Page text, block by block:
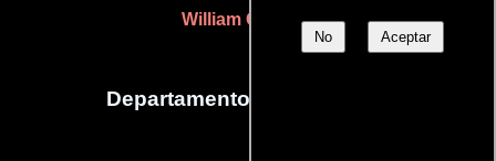
No Aceptar
William G. Davis
Departamento de maquillaje